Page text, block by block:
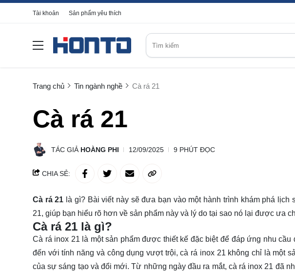
Tài khoản Sản phẩm yêu thích
Trang chủ Tin ngành nghề Cà rá 21
Cà rá 21
TÁC GIẢ HOÀNG PHI 12/09/2025 9 PHÚT ĐỌC
CHIA SẺ:
Cà rá 21 là gì? Bài viết này sẽ đưa bạn vào một hành trình khám phá lịch
21, giúp bạn hiểu rõ hơn về sản phẩm này và lý do tại sao nó lại được ưa
Cà rá 21 là gì?
Cà rá inox 21 là một sản phẩm được thiết kế đặc biệt để đáp ứng nhu
đến với tính năng và công dụng vượt trội, cà rá inox 21 không chỉ là một
của sự sáng tạo và đổi mới. Từ những ngày đầu ra mắt, cà rá inox 21 đã